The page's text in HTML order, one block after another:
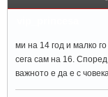
ми на 14 год и малко
сега сам на 16.
важното е да е с